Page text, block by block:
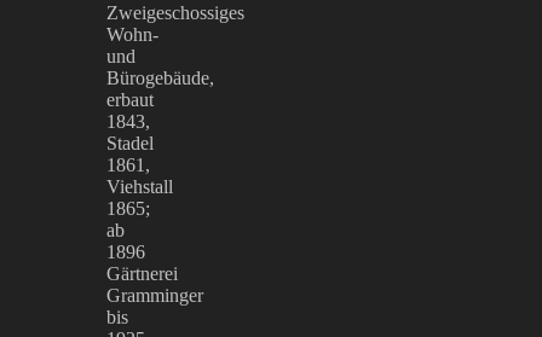
Zweigeschossiges
Wohn-
und
Bürogebäude,
erbaut
1843,
Stadel
1861,
Viehstall
1865;
ab
1896
Gärtnerei
Gramminger
bis